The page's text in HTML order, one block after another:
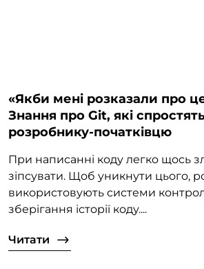
«‎Якби мені розказали про
Знання про Git, які
розробнику-початківцю
При написанні коду легко щось
зіпсувати. Щоб уникнути цього,
використовують системи
зберігання історії коду....
Читати